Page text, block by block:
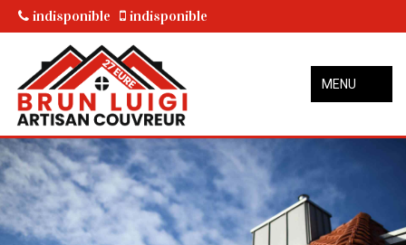
indisponible indisponible
MENU